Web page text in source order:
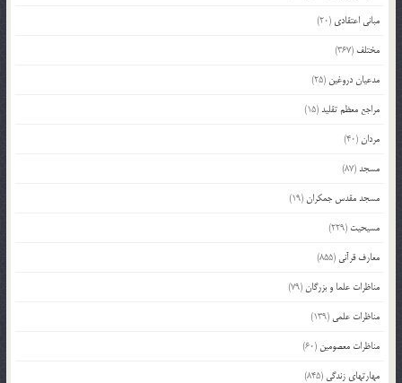
مبانی اعتقادی (20)
مختلف (367)
مدعیان دروغین (25)
مراجع معظم تقلید(15)
مردان(40)
مسجد(87)
مسجد مقدس جمکران(19)
مسیحیت (229)
معارف قرآنی (855)
مناظرات علما و بزرگان(79)
مناظرات علمی (139)
مناظرات معصومین (60)
مهارتهای زندگی (845)